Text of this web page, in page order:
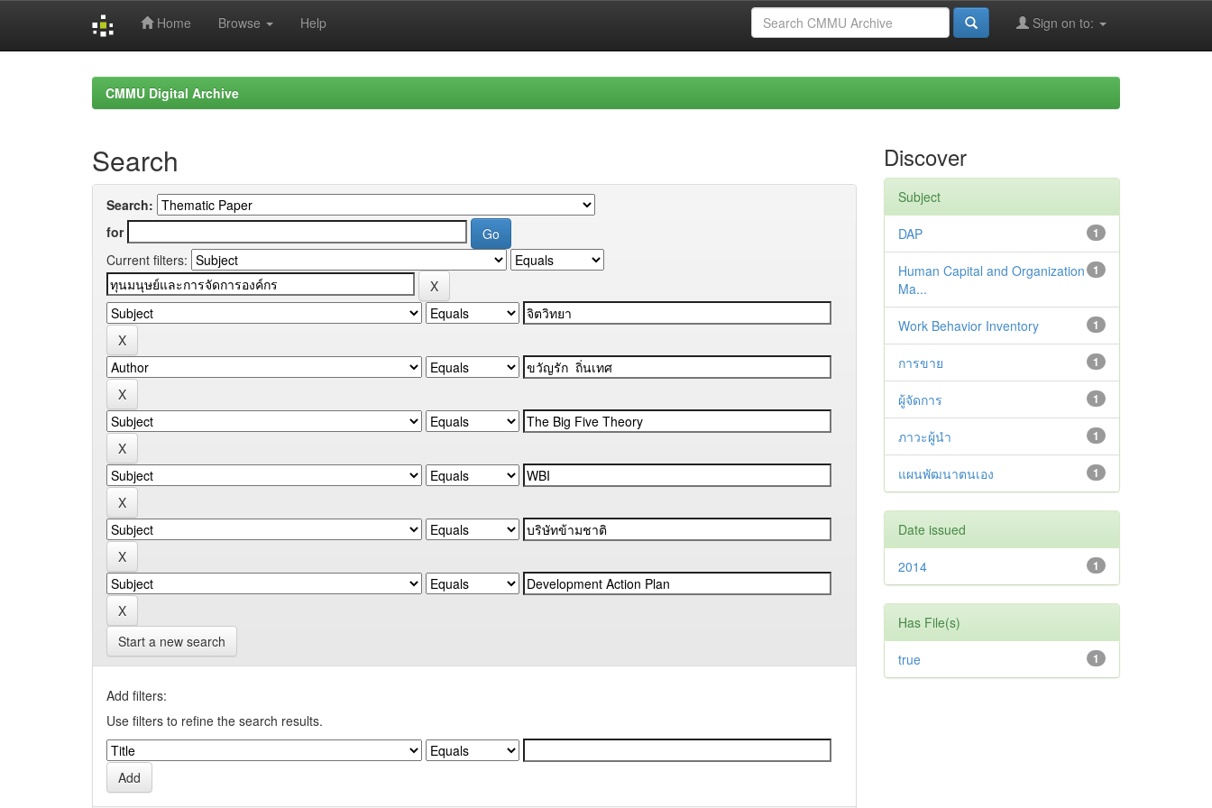
Home Browse Help Sign on to:
CMMU Digital Archive
Search
Search:
for
Current filters:
Start a new search
Add filters:
Use filters to refine the search results.
Discover
Subject
1
DAP
1
Human Capital and Organization
Ma...
1
Work Behavior Inventory
1
การขาย
1
ผู้จัดการ
1
ภาวะผู้นำ
1
แผนพัฒนาตนเอง
Date issued
1
2014
Has File(s)
1
true